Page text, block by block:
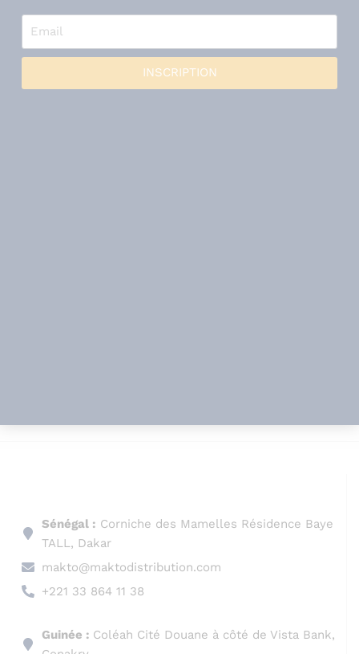
INSCRIPTION
Sénégal : Corniche des Mamelles Résidence Baye
TALL, Dakar
makto@maktodistribution.com
+221 33 864 11 38
Guinée : Coléah Cité Douane à côté de Vista Bank,